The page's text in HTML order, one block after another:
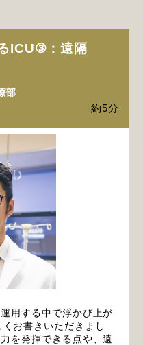
ICU③：遠隔
部
約5分
用する中で浮かび上が
お書きいただきまし
を発揮できる点や、遠